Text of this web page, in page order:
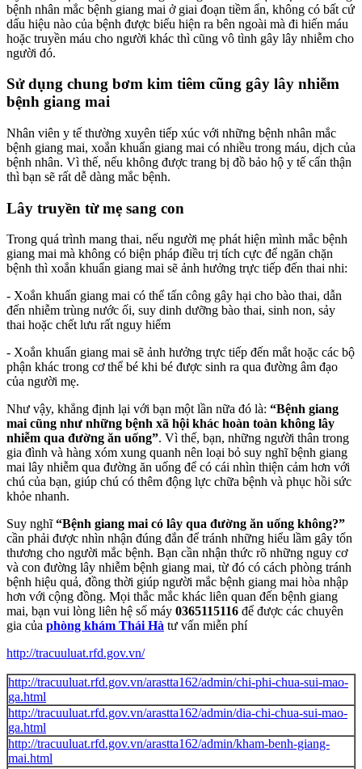
bệnh nhân mắc bệnh giang mai ở giai đoạn tiềm ẩn, không có bất cứ
dấu hiệu nào của bệnh được biểu hiện ra bên ngoài mà đi hiến máu
hoặc truyền máu cho người khác thì cũng vô tình gây lây nhiễm cho
người đó.
Sử dụng chung bơm kim tiêm cũng gây lây nhiễm
bệnh giang mai
Nhân viên y tế thường xuyên tiếp xúc với những bệnh nhân mắc
bệnh giang mai, xoắn khuẩn giang mai có nhiều trong máu, dịch của
bệnh nhân. Vì thế, nếu không được trang bị đồ bảo hộ y tế cẩn thận
thì bạn sẽ rất dễ dàng mắc bệnh.
Lây truyền từ mẹ sang con
Trong quá trình mang thai, nếu người mẹ phát hiện mình mắc bệnh
giang mai mà không có biện pháp điều trị tích cực để ngăn chặn
bệnh thì xoắn khuẩn giang mai sẽ ảnh hưởng trực tiếp đến thai nhi:
- Xoắn khuẩn giang mai có thể tấn công gây hại cho bào thai, dẫn
đến nhiễm trùng nước ối, suy dinh dưỡng bào thai, sinh non, sảy
thai hoặc chết lưu rất nguy hiểm
- Xoắn khuẩn giang mai sẽ ảnh hưởng trực tiếp đến mắt hoặc các bộ
phận khác trong cơ thể bé khi bé được sinh ra qua đường âm đạo
của người mẹ.
Như vậy, khẳng định lại với bạn một lần nữa đó là: “Bệnh giang
mai cũng như những bệnh xã hội khác hoàn toàn không lây
nhiễm qua đường ăn uống”. Vì thế, bạn, những người thân trong
gia đình và hàng xóm xung quanh nên loại bỏ suy nghĩ bệnh giang
mai lây nhiễm qua đường ăn uống để có cái nhìn thiện cảm hơn với
chú của bạn, giúp chú có thêm động lực chữa bệnh và phục hồi sức
khỏe nhanh.
Suy nghĩ“Bệnh giang mai có lây qua đường ăn uống không?”
cần phải được nhìn nhận đúng đắn để tránh những hiểu lầm gây tổn
thương cho người mắc bệnh. Bạn cần nhận thức rõ những nguy cơ
và con đường lây nhiễm bệnh giang mai, từ đó có cách phòng tránh
bệnh hiệu quả, đồng thời giúp người mắc bệnh giang mai hòa nhập
hơn với cộng đồng. Mọi thắc mắc khác liên quan đến bệnh giang
mai, bạn vui lòng liên hệ số máy 0365115116 để được các chuyên
gia của phòng khám Thái Hà tư vấn miễn phí
http://tracuuluat.rfd.gov.vn/
http://tracuuluat.rfd.gov.vn/arastta162/admin/chi-phi-chua-sui-mao-
ga.html
http://tracuuluat.rfd.gov.vn/arastta162/admin/dia-chi-chua-sui-mao-
ga.html
http://tracuuluat.rfd.gov.vn/arastta162/admin/kham-benh-giang-
mai.html